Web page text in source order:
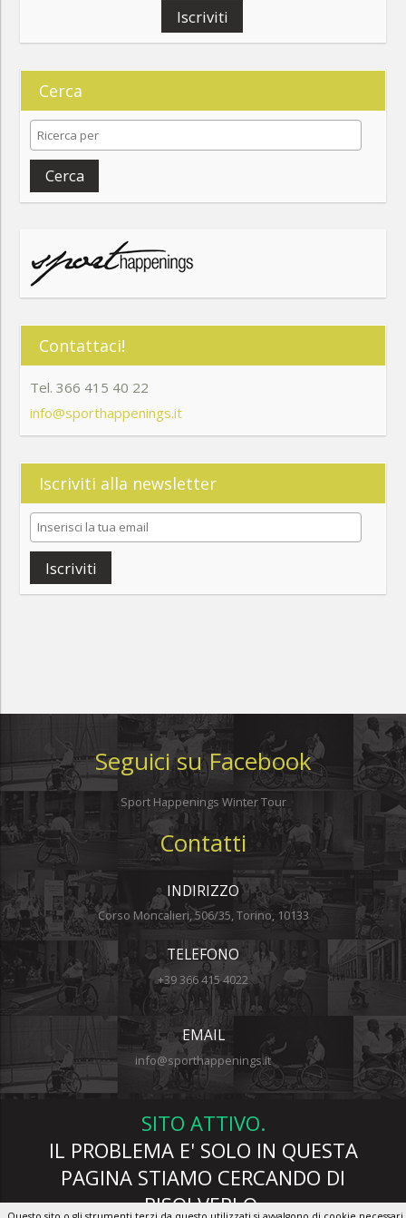
Iscriviti
Cerca
Cerca
Contattaci!
Tel. 366 415 40 22
info@sporthappenings.it
Iscriviti alla newsletter
Iscriviti
Seguici su Facebook
Sport Happenings Winter Tour
Contatti
INDIRIZZO
Corso Moncalieri, 506/35, Torino, 10133
TELEFONO
+39 366 415 4022
EMAIL
info@sporthappenings.it
SITO ATTIVO.
IL PROBLEMA E' SOLO IN QUESTA
PAGINA STIAMO CERCANDO DI
RISOLVERLO.